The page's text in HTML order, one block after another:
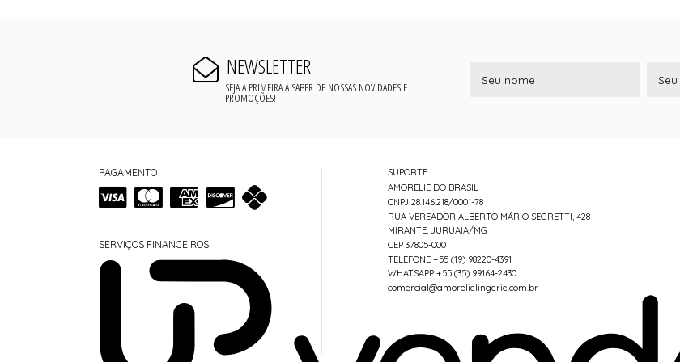
NEWSLETTER
SEJA A PRIMEIRA A SABER DE NOSSAS NOVIDADES E
PROMOÇÕES!
PAGAMENTO
SERVIÇOS FINANCEIROS
SUPORTE
AMORELIE DO BRASIL
CNPJ 28.146.218/0001-78
RUA VEREADOR ALBERTO MÁRIO SEGRETTI, 428
MIRANTE, JURUAIA/MG
CEP 37805-000
TELEFONE +55 (19) 98220-4391
WHATSAPP +55 (35) 99164-2430
comercial@amorelielingerie.com.br